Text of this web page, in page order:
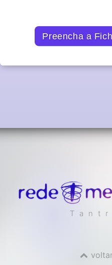
Preencha a